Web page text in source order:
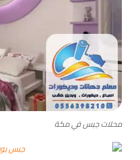
محلات جبس في مكة